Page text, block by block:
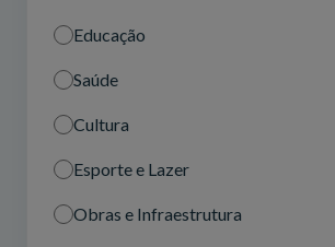
Educação
Saúde
Cultura
Esporte e Lazer
Obras e Infraestrutura